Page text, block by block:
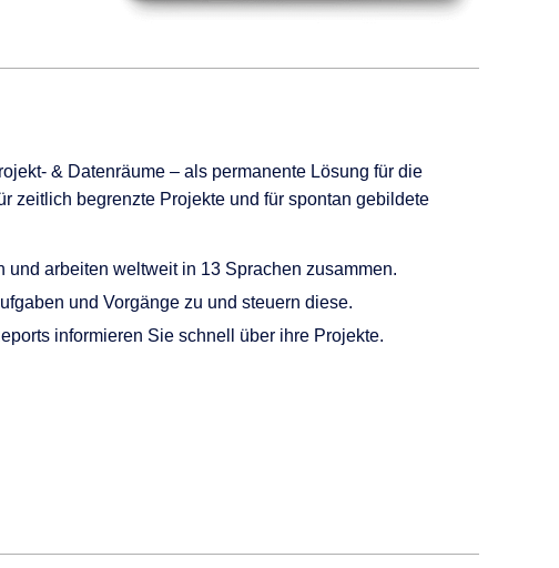
& Datenräume – als permanente Lösung für die
zeitlich begrenzte Projekte und für spontan gebildete
arbeiten weltweit in 13 Sprachen zusammen.
und Vorgänge zu und steuern diese.
informieren Sie schnell über ihre Projekte.